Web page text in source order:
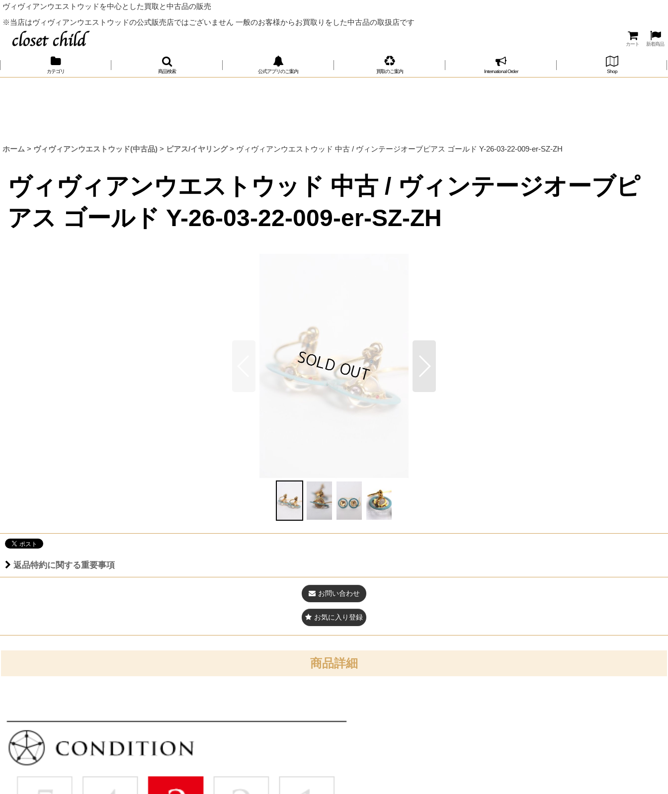
ヴィヴィアンウエストウッドを中心とした買取と中古品の販売
※当店はヴィヴィアンウエストウッドの公式販売店ではございません 一般のお客様からお買取りをした中古品の取扱店です
カート 新着商品
カテゴリ 商品検索 公式アプリのご案内 買取のご案内 International Order Shop
ホーム > ヴィヴィアンウエストウッド(中古品) > ピアス/イヤリング > ヴィヴィアンウエストウッド 中古 / ヴィンテージオーブピアス ゴールド Y-26-03-22-009-er-SZ-ZH
ヴィヴィアンウエストウッド 中古 / ヴィンテージオーブピ
アス ゴールド Y-26-03-22-009-er-SZ-ZH
返品特約に関する重要事項
お問い合わせ
お気に入り登録
商品詳細